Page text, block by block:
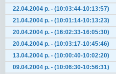
22.04.2004 р. - (10:03:44-10:13:57)
21.04.2004 р. - (10:01:14-10:13:23)
20.04.2004 р. - (16:02:33-16:05:30)
20.04.2004 р. - (10:03:17-10:45:46)
13.04.2004 р. - (10:00:40-10:02:20)
09.04.2004 р. - (10:06:30-10:56:31)